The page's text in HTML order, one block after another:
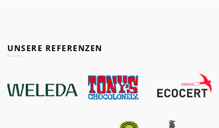
UNSERE REFERENZEN